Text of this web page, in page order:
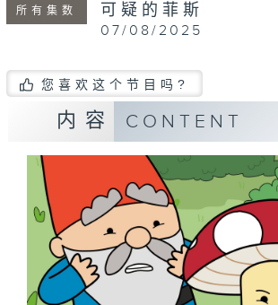
所有集数 可疑的菲斯
07/08/2025
您喜欢这个节目吗?
内容 CONTENT